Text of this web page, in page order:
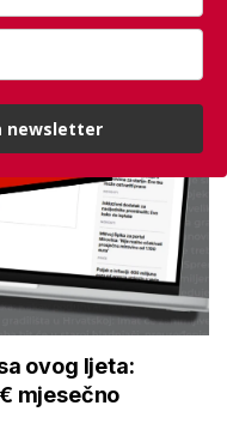
ovog ljeta:
mjesečno
newsletter